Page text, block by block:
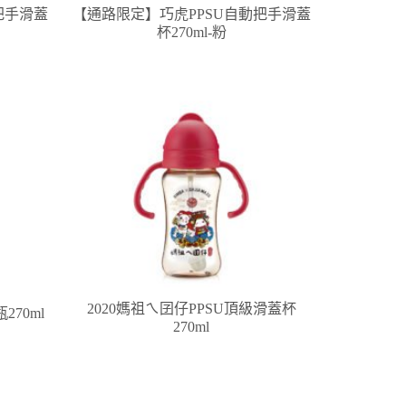
手滑蓋
【通路限定】巧虎PPSU自動把手滑蓋
杯270ml-粉
270ml
2020媽祖ㄟ囝仔PPSU頂級滑蓋杯
270ml